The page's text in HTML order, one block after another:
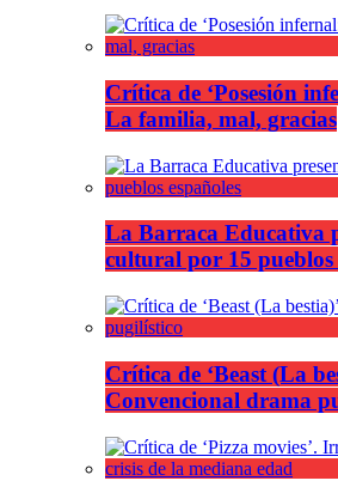
Crítica de ‘Posesión
La familia, mal, gracias
La Barraca Educativa
cultural por 15 pueblos
Crítica de ‘Beast (La
Convencional drama